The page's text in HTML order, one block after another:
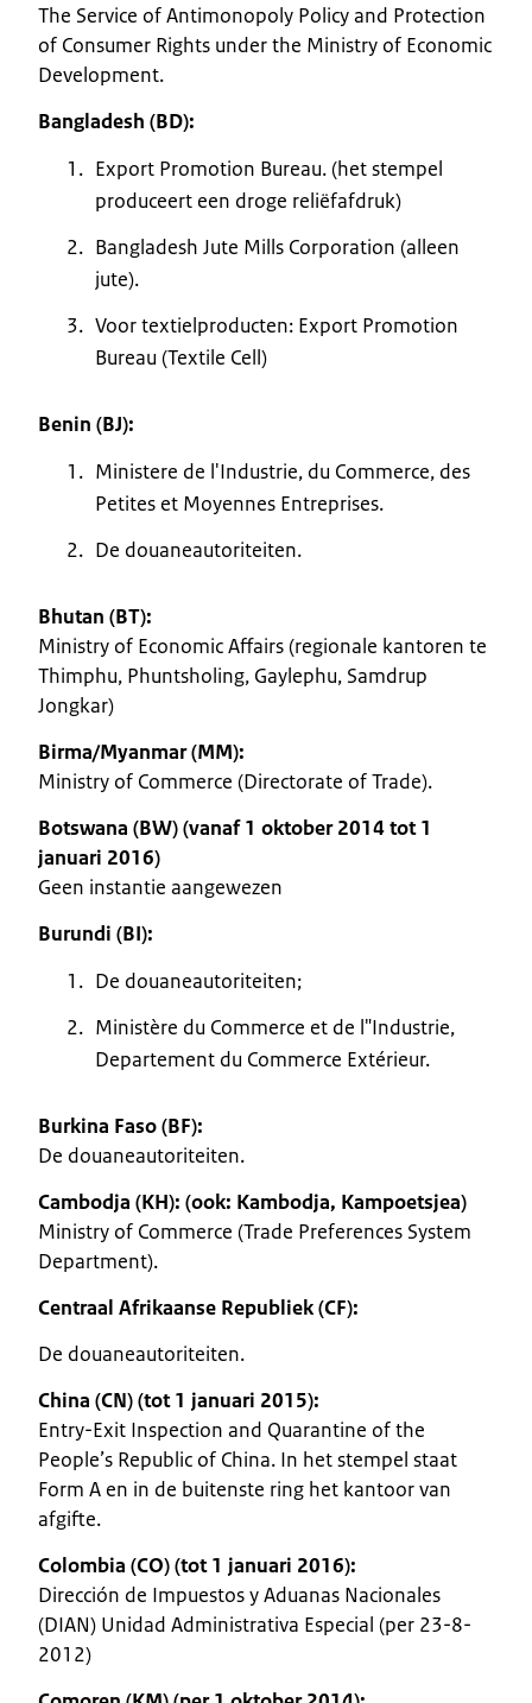
The Service of Antimonopoly Policy and Protection
of Consumer Rights under the Ministry of Economic
Development.
Bangladesh (BD):
Export Promotion Bureau. (het stempel
produceert een droge reliëfafdruk)
Bangladesh Jute Mills Corporation (alleen
jute).
Voor textielproducten: Export Promotion
Bureau (Textile Cell)
Benin (BJ):
Ministere de l'Industrie, du Commerce, des
Petites et Moyennes Entreprises.
De douaneautoriteiten.
Bhutan (BT):
Ministry of Economic Affairs (regionale kantoren te
Thimphu, Phuntsholing, Gaylephu, Samdrup
Jongkar)
Birma/Myanmar (MM):
Ministry of Commerce (Directorate of Trade).
Botswana (BW) (vanaf 1 oktober 2014 tot 1
januari 2016)
Geen instantie aangewezen
Burundi (BI):
De douaneautoriteiten;
Ministère du Commerce et de l"Industrie,
Departement du Commerce Extérieur.
Burkina Faso (BF):
De douaneautoriteiten.
Cambodja (KH): (ook: Kambodja, Kampoetsjea)
Ministry of Commerce (Trade Preferences System
Department).
Centraal Afrikaanse Republiek (CF):
De douaneautoriteiten.
China (CN) (tot 1 januari 2015):
Entry-Exit Inspection and Quarantine of the
People’s Republic of China. In het stempel staat
Form A en in de buitenste ring het kantoor van
afgifte.
Colombia (CO) (tot 1 januari 2016):
Dirección de Impuestos y Aduanas Nacionales
(DIAN) Unidad Administrativa Especial (per 23-8-
2012)